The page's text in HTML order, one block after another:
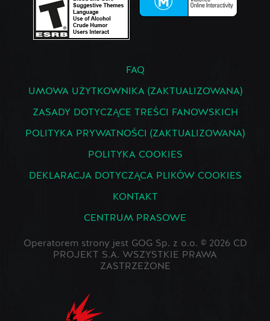
FAQ
UMOWA UŻYTKOWNIKA (ZAKTUALIZOWANA)
ZASADY DOTYCZĄCE TREŚCI FANOWSKICH
POLITYKA PRYWATNOŚCI (ZAKTUALIZOWANA)
POLITYKA COOKIES
DEKLARACJA DOTYCZĄCA PLIKÓW COOKIES
KONTAKT
CENTRUM PRASOWE
Operatorem strony jest GOG Sp. z o.o. © 2026 CD
PROJEKT S.A. WSZYSTKIE PRAWA
ZASTRZEŻONE